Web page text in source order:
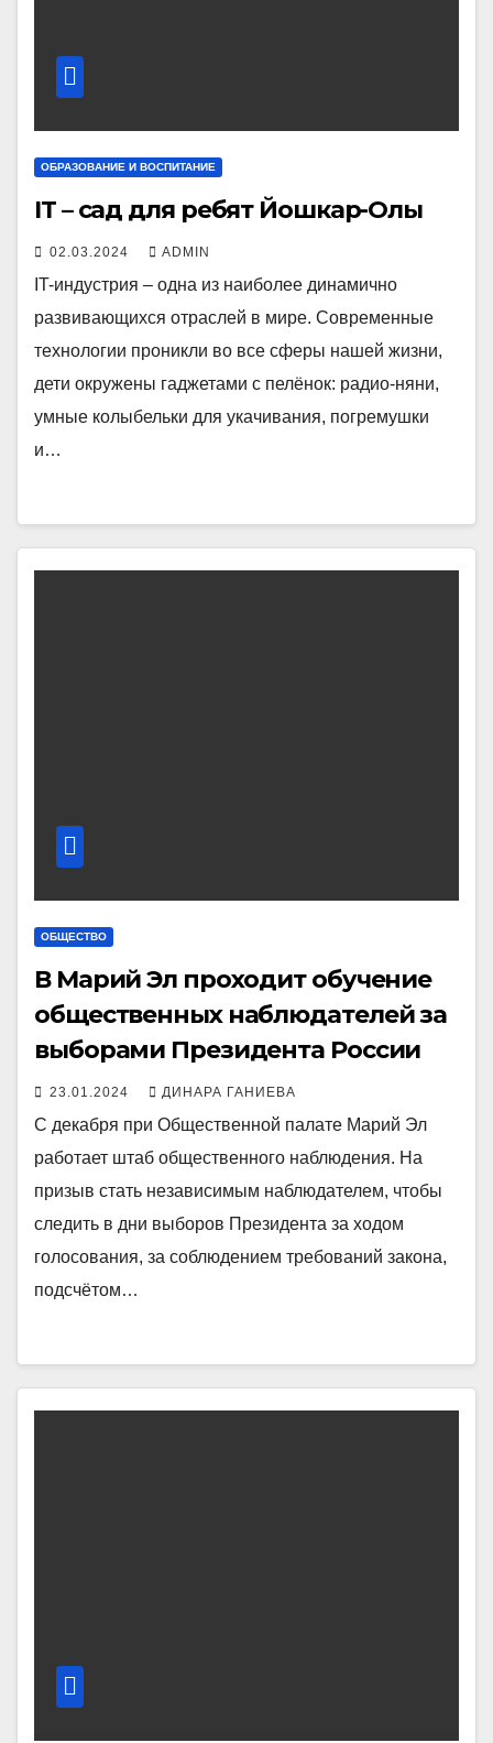
ОБРАЗОВАНИЕ И ВОСПИТАНИЕ
IT – сад для ребят Йошкар-Олы
02.03.2024 ADMIN
IT-индустрия – одна из наиболее динамично
развивающихся отраслей в мире. Современные
технологии проникли во все сферы нашей жизни,
дети окружены гаджетами с пелёнок: радио-няни,
умные колыбельки для укачивания, погремушки
и…
ОБЩЕСТВО
В Марий Эл проходит обучение
общественных наблюдателей за
выборами Президента России
23.01.2024 ДИНАРА ГАНИЕВА
С декабря при Общественной палате Марий Эл
работает штаб общественного наблюдения. На
призыв стать независимым наблюдателем, чтобы
следить в дни выборов Президента за ходом
голосования, за соблюдением требований закона,
подсчётом…